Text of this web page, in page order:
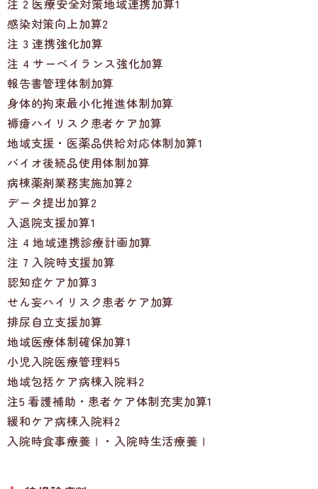
注 2 医療安全対策地域連携加算1
感染対策向上加算2
注 3 連携強化加算
注 4 サーベイランス強化加算
報告書管理体制加算
身体的拘束最小化推進体制加算
褥瘡ハイリスク患者ケア加算
地域支援・医薬品供給対応体制加算1
バイオ後続品使用体制加算
病棟薬剤業務実施加算2
データ提出加算2
入退院支援加算1
注 4 地域連携診療計画加算
注 7 入院時支援加算
認知症ケア加算3
せん妄ハイリスク患者ケア加算
排尿自立支援加算
地域医療体制確保加算1
小児入院医療管理料5
地域包括ケア病棟入院料2
注5 看護補助・患者ケア体制充実加算1
緩和ケア病棟入院料2
入院時食事療養Ⅰ・入院時生活療養Ⅰ